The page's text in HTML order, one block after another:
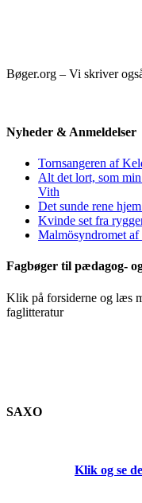
Bøger.org – Vi skriver
Nyheder & Anmeldelser
Tornsangeren af
Alt det lort, som
Vith
Det sunde rene
Kvinde set fra
Malmösyndromet
Fagbøger til pædagog-
Klik på forsiderne og læs
faglitteratur
SAXO
Klik og se